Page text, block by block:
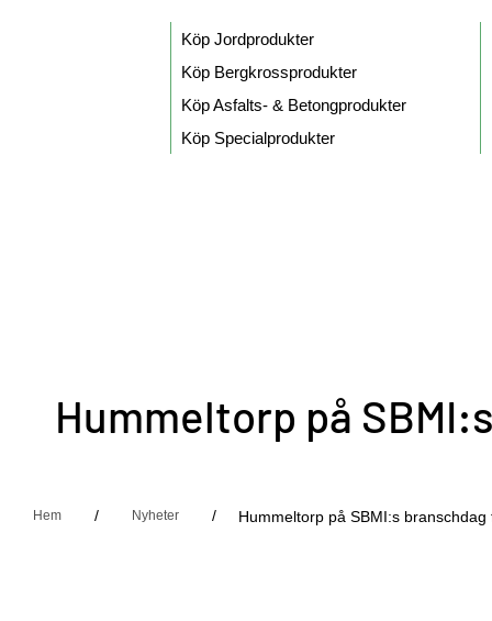
Köp Jordprodukter
Köp Bergkrossprodukter
Köp Asfalts- & Betongprodukter
Köp Specialprodukter
Hummeltorp på
Hem / Hummeltorp på SBMI:s
Nyheter /